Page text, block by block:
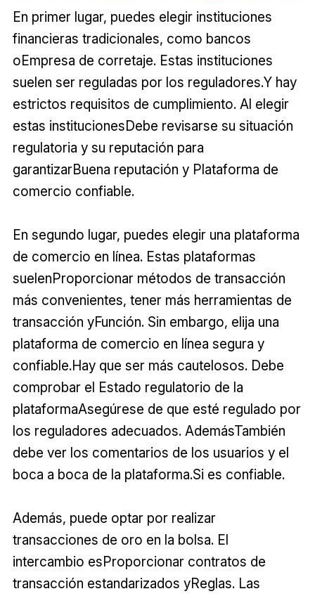
En primer lugar, puedes elegir instituciones
financieras tradicionales, como bancos
oEmpresa de corretaje. Estas instituciones
suelen ser reguladas por los reguladores.Y hay
estrictos requisitos de cumplimiento. Al elegir
estas institucionesDebe revisarse su situación
regulatoria y su reputación para
garantizarBuena reputación y Plataforma de
comercio confiable.
En segundo lugar, puedes elegir una plataforma
de comercio en línea. Estas plataformas
suelenProporcionar métodos de transacción
más convenientes, tener más herramientas de
transacción yFunción. Sin embargo, elija una
plataforma de comercio en línea segura y
confiable.Hay que ser más cautelosos. Debe
comprobar el Estado regulatorio de la
plataformaAsegúrese de que esté regulado por
los reguladores adecuados. AdemásTambién
debe ver los comentarios de los usuarios y el
boca a boca de la plataforma.Si es confiable.
Además, puede optar por realizar
transacciones de oro en la bolsa. El
intercambio esProporcionar contratos de
transacción estandarizados yReglas. Las